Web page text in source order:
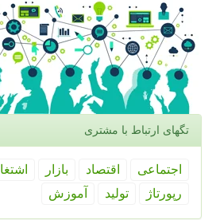
تگهای ارتباط با مشتری
اجتماعی اقتصاد بازار
رپورتاژ
تولید آموزش